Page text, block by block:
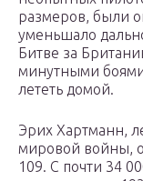
размеров, были
уменьшало
Битве за
минутными
лететь домой.
Эрих Хартманн,
мировой войны,
109. С почти 34